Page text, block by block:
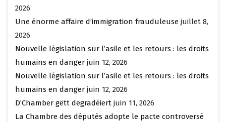
2026
Une énorme affaire d’immigration frauduleuse juillet 8,
2026
Nouvelle législation sur l’asile et les retours : les droits
humains en danger juin 12, 2026
Nouvelle législation sur l’asile et les retours : les droits
humains en danger juin 12, 2026
D’Chamber gëtt degradéiert juin 11, 2026
La Chambre des députés adopte le pacte controversé